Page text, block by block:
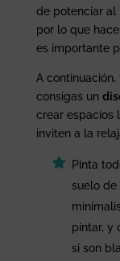
de potenciar al
por lo que
es importante
A
consigas un
crear espacios
inviten a la
Pinta
suelo de
pintar, y
si son